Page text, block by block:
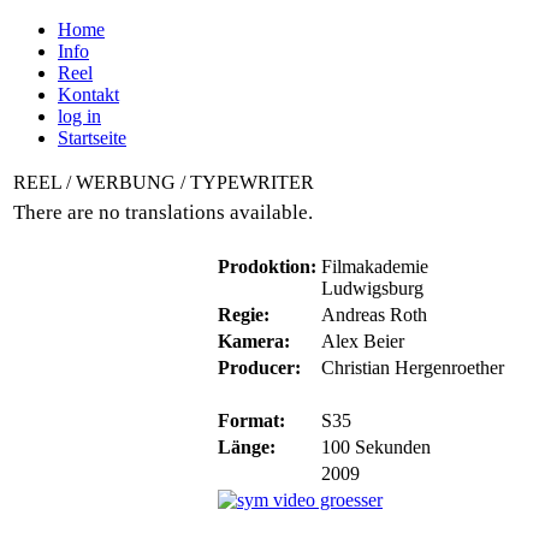
Home
Info
Reel
Kontakt
log in
Startseite
REEL / WERBUNG / TYPEWRITER
There are no translations available.
Prodoktion: Filmakademie
Ludwigsburg
Regie:
Andreas Roth
Kamera:
Alex Beier
Producer:
Christian Hergenroether
Format:
S35
Länge:
100 Sekunden
2009